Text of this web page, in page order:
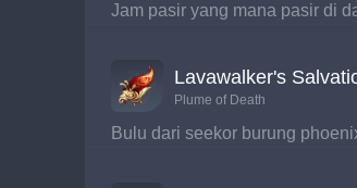
Jam pasir yang mana pasir di
Lavawalker's
Plume of Death
Bulu dari seekor burung